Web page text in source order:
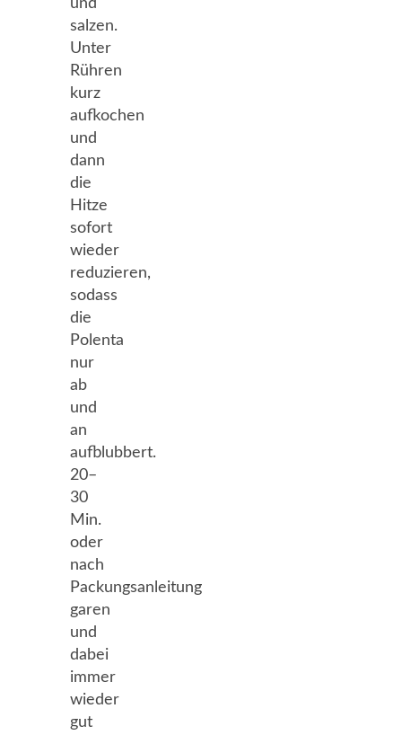
salzen.
Unter
Rühren
kurz
aufkochen
und
dann
die
Hitze
sofort
wieder
reduzieren,
sodass
die
Polenta
nur
ab
und
an
aufblubbert.
20–
30
Min.
oder
nach
Packungsanleitung
garen
und
dabei
immer
wieder
gut